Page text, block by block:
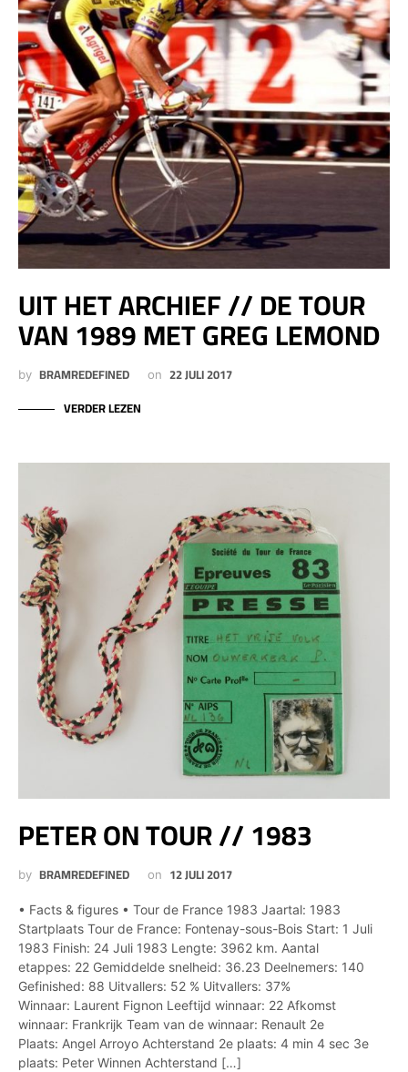
UIT HET ARCHIEF // DE TOUR
VAN 1989 MET GREG LEMOND
by BRAMREDEFINED on 22 JULI 2017
VERDER LEZEN
PETER ON TOUR // 1983
by BRAMREDEFINED on 12 JULI 2017
• Facts & figures • Tour de France 1983 Jaartal: 1983
Startplaats Tour de France: Fontenay-sous-Bois Start: 1 Juli
1983 Finish: 24 Juli 1983 Lengte: 3962 km. Aantal
etappes: 22 Gemiddelde snelheid: 36.23 Deelnemers: 140
Gefinished: 88 Uitvallers: 52 % Uitvallers: 37%
Winnaar: Laurent Fignon Leeftijd winnaar: 22 Afkomst
winnaar: Frankrijk Team van de winnaar: Renault 2e
Plaats: Angel Arroyo Achterstand 2e plaats: 4 min 4 sec 3e
plaats: Peter Winnen Achterstand […]